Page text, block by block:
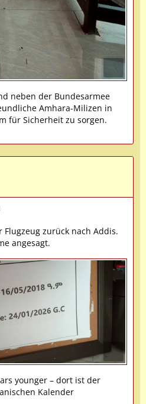
neben der Bundesarmee
Amhara-Milizen in
für Sicherheit zu sorgen.
Flugzeug zurück nach Addis.
angesagt.
younger – dort ist der
Kalender